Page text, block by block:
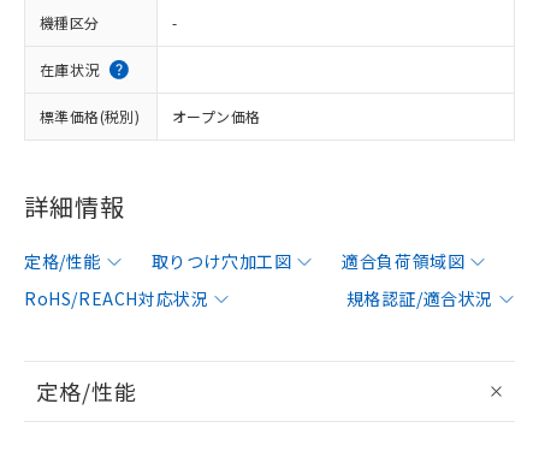
機種区分 -
在庫状況
標準価格(税別) オープン価格
詳細情報
定格/性能 取りつけ穴加工図
適合負荷領域図
RoHS/REACH対応状況
規格認証/適合状況
定格/性能